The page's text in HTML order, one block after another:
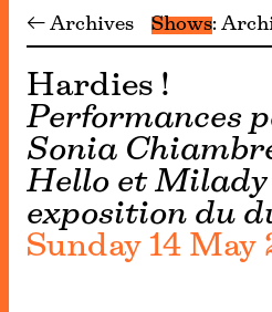
← Archives Shows
Hardies !
Performances
Sonia
Hello et
exposition du
Sunday 14 May